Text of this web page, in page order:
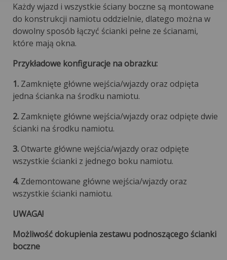
Każdy wjazd i wszystkie ściany boczne są montowane
do konstrukcji namiotu oddzielnie, dlatego można w
dowolny sposób łączyć ścianki pełne ze ścianami,
które mają okna.
Przykładowe konfiguracje na obrazku:
1. Zamknięte główne wejścia/wjazdy oraz odpięta
jedna ścianka na środku namiotu.
2. Zamknięte główne wejścia/wjazdy oraz odpięte dwie
ścianki na środku namiotu.
3.Otwarte główne wejścia/wjazdy oraz odpięte
wszystkie ścianki z jednego boku namiotu.
4. Zdemontowane główne wejścia/wjazdy oraz
wszystkie ścianki namiotu.
UWAGA!
Możliwość dokupienia zestawu podnoszącego ścianki
boczne